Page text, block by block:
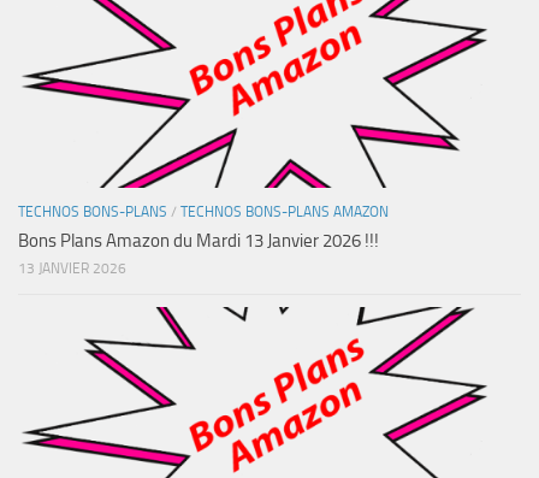
TECHNOS BONS-PLANS / TECHNOS BONS-PLANS AMAZON
Bons Plans Amazon du Mardi 13 Janvier 2026 !!!
13 JANVIER 2026